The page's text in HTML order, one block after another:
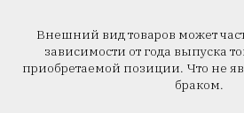
Внешний вид товаров может
зависимости от года выпуска
приобретаемой позиции. Что не
браком.